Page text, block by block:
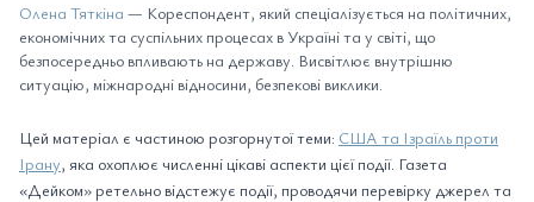
Олена Тяткіна — Кореспондент, який спеціалізується на політичних,
економічних та суспільних процесах в Україні та у світі, що
безпосередньо впливають на державу. Висвітлює внутрішню
ситуацію, міжнародні відносини, безпекові виклики.
Цей матеріал є частиною розгорнутої теми: США та Ізраїль проти
Ірану, яка охоплює численні цікаві аспекти цієї події. Газета
«Дейком» ретельно відстежує події, проводячи перевірку джерел та